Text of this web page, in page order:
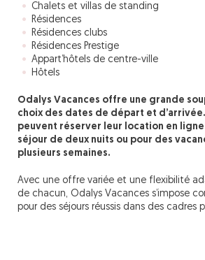
Chalets et villas de standing
Résidences
Résidences clubs
Résidences Prestige
Appart’hôtels de centre-ville
Hôtels
Odalys Vacances offre une grande
choix des dates de départ et
peuvent réserver leur location en
séjour de deux nuits ou pour des
plusieurs semaines.
Avec une offre variée et une flexibilité
de chacun, Odalys Vacances s’impose
pour des séjours réussis dans des cadres